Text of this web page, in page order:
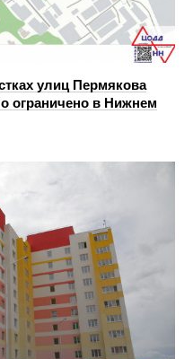
улиц Пермякова
ограничено в Нижнем